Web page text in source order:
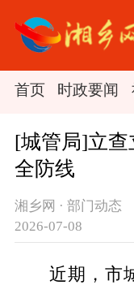
首页 时政要闻
[城管局]立查
全防线
湘乡网 · 部门动态
2026-07-08
近期，市